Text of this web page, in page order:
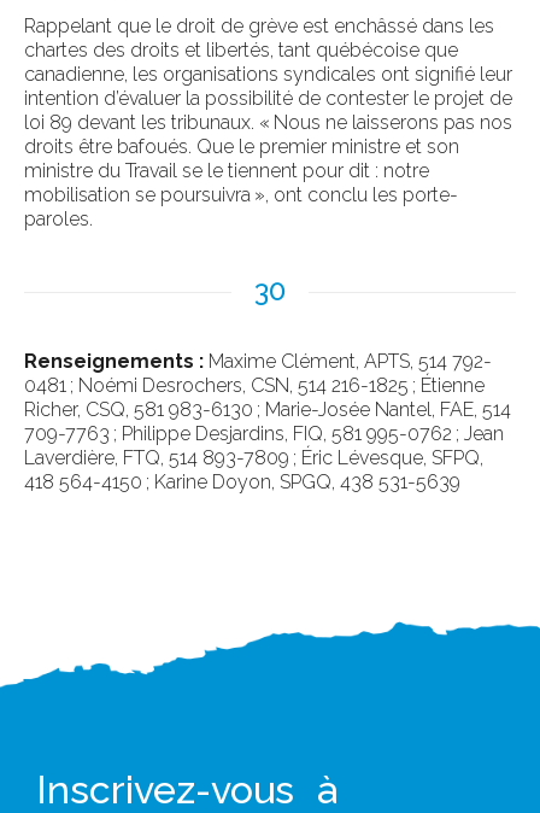
Rappelant que le droit de grève est enchâssé dans les
chartes des droits et libertés, tant québécoise que
canadienne, les organisations syndicales ont signifié leur
intention d’évaluer la possibilité de contester le projet de
loi 89 devant les tribunaux. « Nous ne laisserons pas nos
droits être bafoués. Que le premier ministre et son
ministre du Travail se le tiennent pour dit : notre
mobilisation se poursuivra », ont conclu les porte-
paroles.
30
Renseignements : Maxime Clément, APTS, 514 792-
0481 ; Noémi Desrochers, CSN, 514 216-1825 ; Étienne
Richer, CSQ, 581 983-6130 ; Marie-Josée Nantel, FAE, 514
709-7763 ; Philippe Desjardins, FIQ, 581 995-0762 ; Jean
Laverdière, FTQ, 514 893-7809 ; Éric Lévesque, SFPQ,
418 564-4150 ; Karine Doyon, SPGQ, 438 531-5639
Inscrivez-vous à